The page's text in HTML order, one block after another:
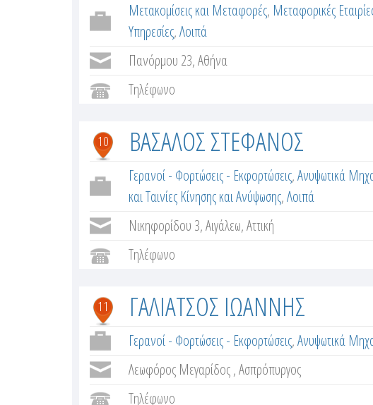
Μετακομίσεις και Μεταφορές, Μεταφορικές
Υπηρεσίες,Λοιπά
Πανόρμου 23, Αθήνα
Τηλέφωνο
10 ΒΑΣΑΛΟΣ ΣΤΕΦΑΝΟΣ
Γερανοί - Φορτώσεις - Εκφορτώσεις,Ανυψωτικά
και Ταινίες Κίνησης και Ανύψωσης,Λοιπά
Νικηφορίδου 3, Αιγάλεω, Αττική
Τηλέφωνο
11 ΓΑΛΙΑΤΣΟΣ ΙΩΑΝΝΗΣ
Γερανοί - Φορτώσεις - Εκφορτώσεις,Ανυψωτικά
Λεωφόρος Μεγαρίδος , Ασπρόπυργος
Τηλέφωνο